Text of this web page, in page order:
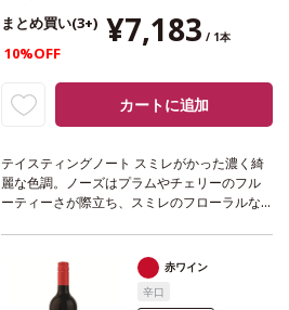
まとめ買い(3+) ¥7,183 / 1本
10%OFF
カートに追加
テイスティングノート スミレがかった濃く綺
麗な色調。ノーズはプラムやチェリーのフル
ーティーさが際立ち、スミレのフローラルな
よさが口中を満たす。合う料理グリル肉、フ
ランス産チーズなどと好相性葡萄品種
*本ヴィンテージが在庫切れの場
合、在庫があり価格が同様の場合は自動的に
赤ワイン
辛口